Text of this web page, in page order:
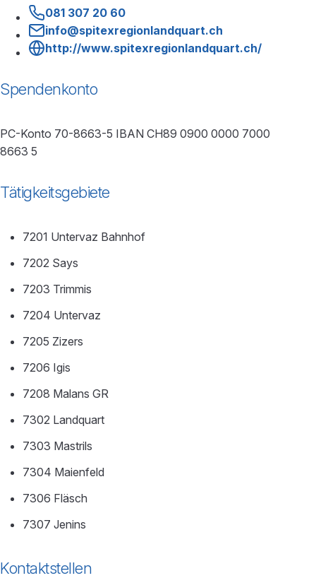
081 307 20 60
info@spitexregionlandquart.ch
http://www.spitexregionlandquart.ch/
Spendenkonto
PC-Konto 70-8663-5 IBAN CH89 0900 0000 7000
8663 5
Tätigkeitsgebiete
7201 Untervaz Bahnhof
7202 Says
7203 Trimmis
7204 Untervaz
7205 Zizers
7206 Igis
7208 Malans GR
7302 Landquart
7303 Mastrils
7304 Maienfeld
7306 Fläsch
7307 Jenins
Kontaktstellen